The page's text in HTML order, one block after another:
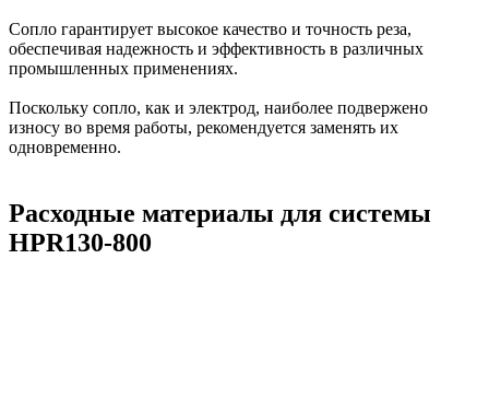
Сопло гарантирует высокое качество и точность реза,
обеспечивая надежность и эффективность в различных
промышленных применениях.
Поскольку сопло, как и электрод, наиболее подвержено
износу во время работы, рекомендуется заменять их
одновременно.
Расходные материалы для системы
HPR130-800